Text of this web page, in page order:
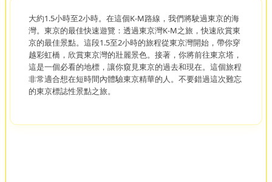
大約1.5小時至2小時。在這個K-M路線，我們將駛過東京的海
灣。東京的最佳快速遊覽：透過東京灣K-M之旅，快速欣賞東
京的最佳景點。這段1.5至2小時的旅程從東京灣開始，帶你穿
越彩虹橋，欣賞東京灣的壯麗景色。接著，你將前往東京塔，
這是一個必看的地標，讓你窺見東京的過去和現在。這個旅程
非常適合想在短時間內體驗東京精華的人。不要錯過這次難忘
的東京標誌性景點之旅。